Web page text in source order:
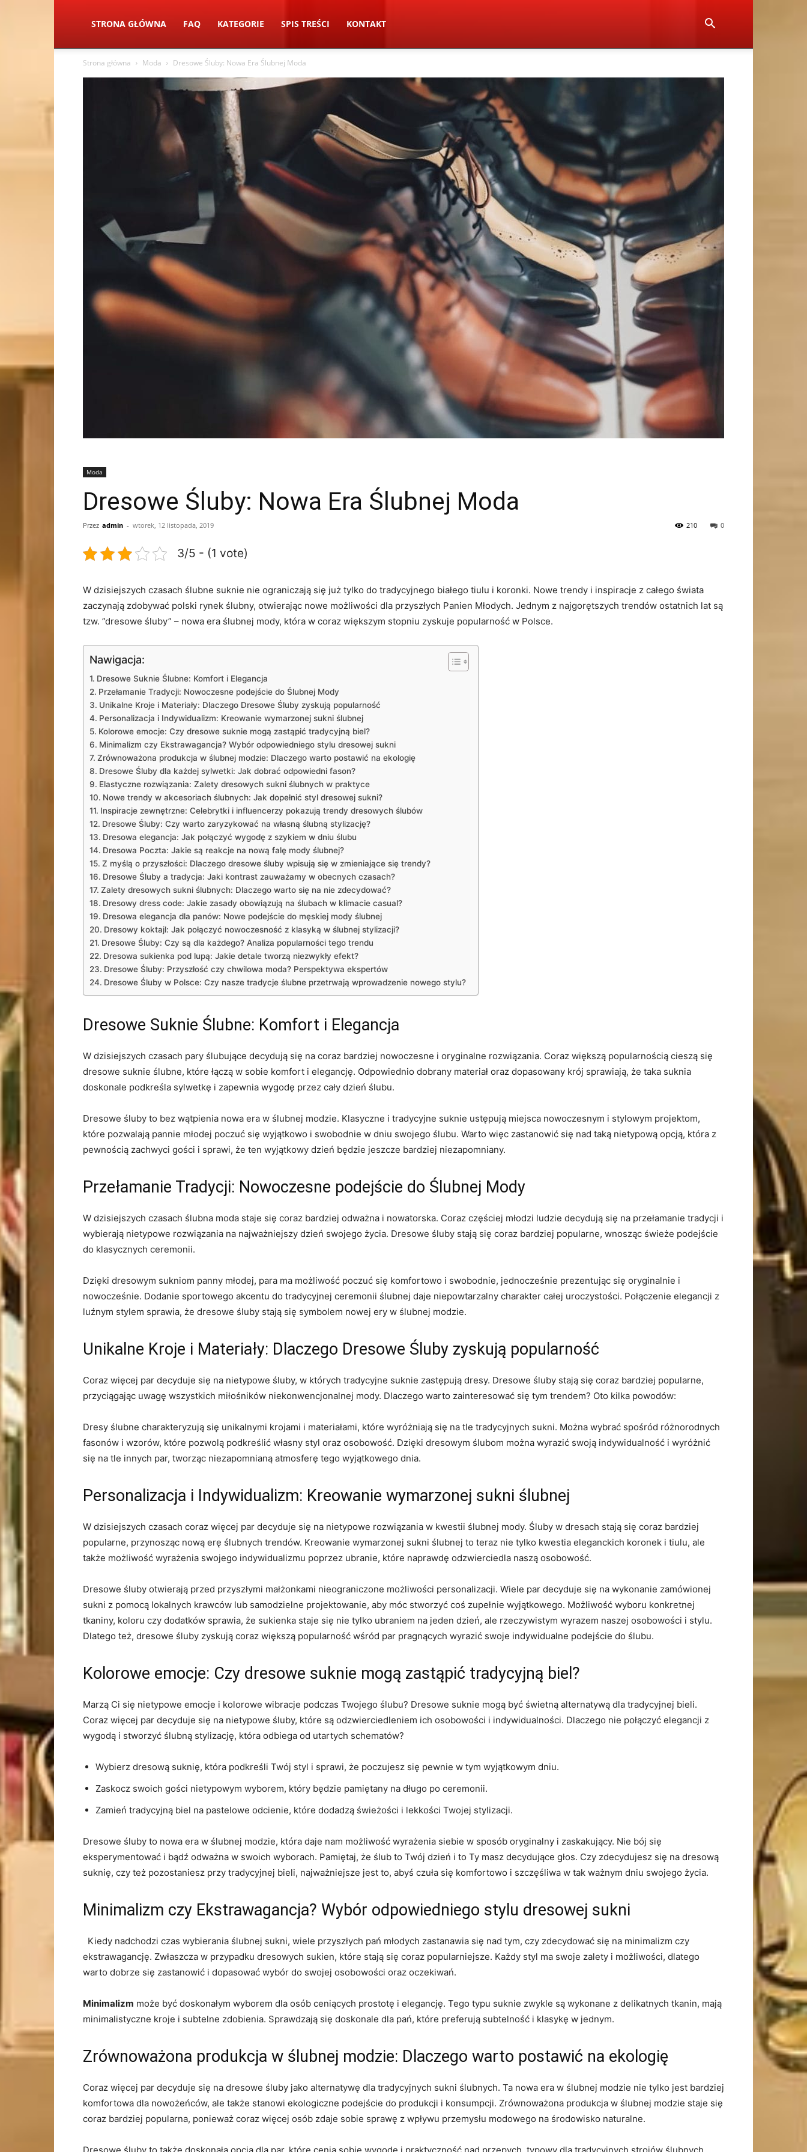
STRONA GŁÓWNA FAQ KATEGORIE SPIS TREŚCI KONTAKT
Strona główna Moda Dresowe Śluby: Nowa Era Ślubnej Moda
Moda
Dresowe Śluby: Nowa Era Ślubnej Moda
Przez admin - wtorek, 12 listopada, 2019 0
210
3/5 - (1 vote)
W dzisiejszych czasach ślubne suknie‌ nie ograniczają ‍się już tylko do ⁤tradycyjnego białego‌ tiulu i ‌koronki. Nowe ‌trendy i inspiracje z całego świata
zaczynają zdobywać polski rynek ślubny, otwierając nowe⁤ możliwości dla przyszłych Panien Młodych. Jednym z najgorętszych trendów ostatnich lat są
tzw. ​”dresowe śluby” – nowa era ślubnej‌ mody, ⁢która​ w coraz większym stopniu zyskuje popularność w⁢ Polsce.
Nawigacja:
Dresowe Suknie​ Ślubne:⁤ Komfort i Elegancja
Przełamanie Tradycji: ⁤Nowoczesne podejście do Ślubnej Mody
Unikalne Kroje ‍i ⁢Materiały: Dlaczego Dresowe Śluby ​zyskują popularność
Personalizacja ⁢i Indywidualizm: Kreowanie ⁤wymarzonej sukni ślubnej
Kolorowe‌ emocje: Czy dresowe ‌suknie mogą zastąpić tradycyjną​ biel?
Minimalizm czy Ekstrawagancja? Wybór‌ odpowiedniego stylu‍ dresowej‍ sukni
Zrównoważona produkcja w ślubnej modzie: Dlaczego warto postawić na ekologię
Dresowe ​Śluby dla‌ każdej sylwetki: Jak dobrać‌ odpowiedni fason?
Elastyczne rozwiązania: ⁤Zalety dresowych sukni ślubnych w praktyce
Nowe ‌trendy w akcesoriach ślubnych: Jak dopełnić styl dresowej sukni?
Inspiracje ⁣zewnętrzne: Celebrytki ⁣i influencerzy pokazują trendy dresowych ślubów
Dresowe Śluby: Czy warto zaryzykować na ⁤własną ślubną stylizację?
Dresowa elegancja: Jak⁤ połączyć wygodę z szykiem w dniu​ ślubu
Dresowa Poczta:‌ Jakie są reakcje‍ na nową falę mody ślubnej?
Z myślą o przyszłości: Dlaczego dresowe śluby wpisują się w zmieniające się trendy?
Dresowe Śluby ⁣a ​tradycja: Jaki kontrast zauważamy w obecnych czasach?
Zalety dresowych sukni ślubnych: Dlaczego warto się na⁢ nie‌ zdecydować?
Dresowy dress code: Jakie zasady obowiązują ​na ślubach w klimacie casual?
Dresowa elegancja dla panów: Nowe podejście do męskiej mody ślubnej
Dresowy koktajl:⁣ Jak połączyć‍ nowoczesność z​ klasyką w ślubnej stylizacji?
Dresowe Śluby: Czy ​są dla każdego? Analiza popularności tego trendu
Dresowa sukienka pod ⁣lupą: Jakie detale tworzą niezwykły efekt?
Dresowe Śluby: Przyszłość czy chwilowa moda? Perspektywa ekspertów
Dresowe Śluby w Polsce: Czy nasze tradycje ślubne ⁤przetrwają wprowadzenie⁢ nowego stylu?
Dresowe Suknie​ Ślubne:⁤ Komfort i Elegancja
W dzisiejszych czasach pary ślubujące decydują ⁢się na coraz bardziej nowoczesne i oryginalne rozwiązania. Coraz większą popularnością cieszą‌ się
dresowe suknie ślubne, które łączą w ⁤sobie komfort i elegancję. Odpowiednio dobrany materiał oraz⁢ dopasowany krój sprawiają, ‍że taka suknia
doskonale podkreśla sylwetkę i zapewnia wygodę przez cały dzień ślubu.
Dresowe śluby to bez wątpienia nowa era w ⁤ślubnej modzie. ‌Klasyczne i ⁢tradycyjne ⁤suknie⁤ ustępują miejsca nowoczesnym i stylowym projektom,
które pozwalają pannie młodej poczuć się wyjątkowo i ‌swobodnie w dniu swojego ślubu. ⁢Warto więc zastanowić się nad taką⁤ nietypową opcją, która z
pewnością zachwyci gości⁢ i ⁤sprawi, że ten wyjątkowy⁤ dzień będzie ‌jeszcze bardziej niezapomniany.
Przełamanie Tradycji: ⁤Nowoczesne podejście do Ślubnej Mody
W dzisiejszych czasach ślubna moda staje się coraz bardziej odważna i nowatorska. Coraz‌ częściej młodzi ludzie decydują się na przełamanie tradycji i
wybierają nietypowe rozwiązania⁣ na najważniejszy dzień swojego życia. Dresowe śluby ⁣stają‌ się coraz bardziej popularne, ⁣wnosząc świeże podejście
do klasycznych ⁤ceremonii.
Dzięki dresowym sukniom panny młodej, para ma możliwość poczuć się komfortowo i swobodnie, jednocześnie prezentując się oryginalnie i⁤
nowocześnie. ​Dodanie sportowego akcentu do tradycyjnej ceremonii ślubnej daje niepowtarzalny charakter⁣ całej uroczystości. Połączenie elegancji z
luźnym stylem ⁢sprawia, że⁤ dresowe śluby stają się symbolem nowej ery w ślubnej modzie.
Unikalne Kroje ‍i ⁢Materiały: Dlaczego Dresowe Śluby ​zyskują popularność
Coraz więcej par decyduje się na nietypowe śluby, w ‌których tradycyjne suknie‌ zastępują dresy. Dresowe śluby stają‍ się coraz bardziej popularne,
przyciągając uwagę⁤ wszystkich miłośników niekonwencjonalnej⁣ mody. Dlaczego warto zainteresować się tym trendem? Oto kilka powodów:
Dresy ⁣ślubne charakteryzują się unikalnymi krojami i materiałami, które wyróżniają się na tle tradycyjnych sukni. Można wybrać spośród różnorodnych
fasonów i wzorów, ⁤które pozwolą podkreślić własny styl oraz osobowość.⁣ Dzięki dresowym ślubom można wyrazić swoją ‍indywidualność i wyróżnić
się ‌na ‍tle innych par, tworząc⁤ niezapomnianą atmosferę tego wyjątkowego dnia.
Personalizacja ⁢i Indywidualizm: Kreowanie ⁤wymarzonej sukni ślubnej
W dzisiejszych​ czasach coraz więcej par⁤ decyduje się na nietypowe⁤ rozwiązania ⁤w kwestii ślubnej mody. Śluby w dresach⁢ stają się coraz bardziej
popularne, przynosząc​ nową erę ślubnych trendów.⁢ Kreowanie wymarzonej sukni⁢ ślubnej to teraz⁤ nie tylko kwestia eleganckich koronek i tiulu,⁣ ale
także​ możliwość wyrażenia swojego⁤ indywidualizmu poprzez ubranie, które naprawdę odzwierciedla naszą osobowość.
Dresowe śluby otwierają ⁤przed ​przyszłymi małżonkami ‍nieograniczone możliwości ⁤personalizacji. ⁣Wiele par decyduje ⁣się na wykonanie zamówionej
sukni z pomocą lokalnych⁣ krawców lub ⁢samodzielne projektowanie, aby móc stworzyć coś zupełnie wyjątkowego. Możliwość‍ wyboru konkretnej
tkaniny, ‌koloru czy dodatków sprawia, że sukienka staje się ‌nie‍ tylko ubraniem na jeden dzień, ale‌ rzeczywistym wyrazem naszej osobowości ⁣i stylu.
Dlatego ‌też, dresowe śluby​ zyskują coraz większą popularność wśród par pragnących wyrazić swoje indywidualne podejście do ślubu.
Kolorowe‌ emocje: Czy dresowe ‌suknie mogą zastąpić tradycyjną​ biel?
Marzą Ci się‌ nietypowe emocje i kolorowe wibracje podczas Twojego ślubu? Dresowe suknie mogą być świetną ⁤alternatywą dla tradycyjnej bieli.
Coraz więcej par decyduje się ⁤na nietypowe śluby, które​ są odzwierciedleniem ich ‍osobowości i indywidualności. Dlaczego nie połączyć elegancji z
wygodą i stworzyć ⁢ślubną stylizację, która odbiega od utartych schematów?
Wybierz dresową suknię, która podkreśli Twój styl i sprawi, że poczujesz⁢ się pewnie w tym⁢ wyjątkowym dniu.
Zaskocz swoich‌ gości nietypowym⁢ wyborem, który będzie pamiętany na długo po ceremonii.
Zamień tradycyjną biel na⁢ pastelowe odcienie, które dodadzą świeżości i lekkości Twojej⁣ stylizacji.
Dresowe śluby ⁤to nowa era w ślubnej modzie, która daje nam ‍możliwość wyrażenia ⁤siebie w ⁤sposób oryginalny i⁢ zaskakujący. Nie ⁤bój się
eksperymentować i bądź odważna w swoich wyborach. Pamiętaj, że ślub to Twój dzień i to Ty masz decydujące głos. ‌Czy zdecydujesz się na ⁤dresową ​
suknię, czy też pozostaniesz ⁣przy tradycyjnej bieli, najważniejsze jest to, abyś czuła się komfortowo i szczęśliwa w tak ważnym dniu swojego życia.
Minimalizm czy Ekstrawagancja? Wybór‌ odpowiedniego stylu‍ dresowej‍ sukni
⁤ ⁣ Kiedy nadchodzi czas wybierania ślubnej ​sukni, ⁣wiele przyszłych‌ pań ⁢młodych⁤ zastanawia się nad tym, czy⁣ zdecydować się na minimalizm czy
ekstrawagancję. Zwłaszcza ⁣w przypadku dresowych sukien, które‌ stają się coraz popularniejsze. Każdy ‌styl ma ⁣swoje zalety‍ i możliwości, dlatego
warto dobrze się zastanowić i dopasować wybór do swojej ​osobowości oraz ⁣oczekiwań.
Minimalizm może ⁢być doskonałym wyborem dla ⁣osób ceniących ‍prostotę i elegancję.​ Tego typu suknie zwykle ⁢są wykonane​ z delikatnych ‍tkanin, mają
minimalistyczne kroje i subtelne ⁢zdobienia. Sprawdzają się doskonale dla ⁢pań, które preferują subtelność ​i klasykę w ‌jednym.
Zrównoważona produkcja w ślubnej modzie: Dlaczego warto postawić na ekologię
Coraz więcej par decyduje⁤ się na dresowe śluby ‍jako alternatywę dla tradycyjnych ⁤sukni ślubnych. Ta​ nowa era w ślubnej modzie nie tylko ‌jest bardziej
komfortowa dla ⁢nowożeńców, ale także⁣ stanowi ekologiczne podejście do produkcji i ⁢konsumpcji. Zrównoważona produkcja‌ w ślubnej modzie staje ⁢się
coraz bardziej popularna, ponieważ coraz więcej osób zdaje sobie sprawę z wpływu​ przemysłu modowego na środowisko​ naturalne.